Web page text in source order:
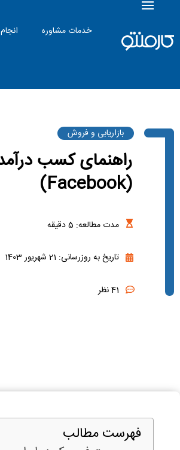
خدمات مشاوره
بازاریابی و فروش
راهنمای کسب
(Facebook)
مدت مطالعه: 5دقیقه
تاریخ به روزرسانی: 21 شهریور 1403
41 نظر
فهرست مطالب